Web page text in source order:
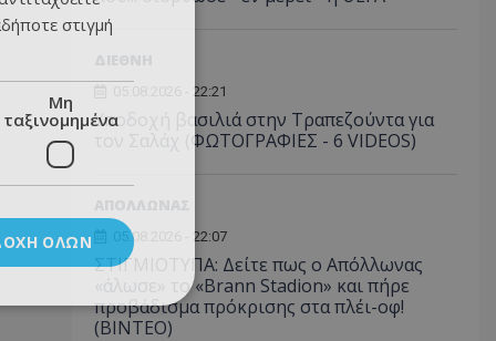
05.08.2026 - 22:21
Υποδοχή βασιλιά στην Τραπεζούντα για
τον Σαλάχ (ΦΩΤΟΓΡΑΦΙΕΣ - 6 VIDEOS)
05.08.2026 - 22:07
ΣΤΙΓΜΙΟΤΥΠΑ: Δείτε πως ο Απόλλωνας
«άλωσε» το «Brann Stadion» και πήρε
προβάδισμα πρόκρισης στα πλέι-οφ!
(ΒΙΝΤΕΟ)
στιγμή
Μη
ταξινομημένα
ΌΛΩΝ